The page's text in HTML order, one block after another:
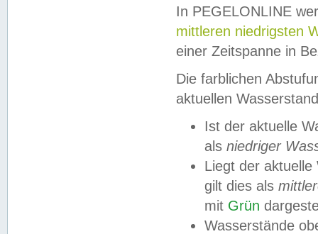
In PEGELONLINE
mittleren niedrigsten
einer Zeitspanne in
Die farblichen
aktuellen
Ist der aktuelle
als niedriger
Liegt der
gilt dies als
mit Grün
Wasserstände